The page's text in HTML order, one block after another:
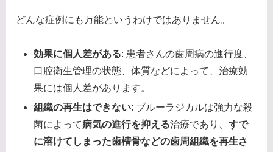
どんな症例にも万能というわけではありません。
効果に個人差がある: 患者さんの歯周病の進行度、
口腔衛生管理の状態、体質などによって、治療効
果には個人差があります。
組織の再生はできない: ブルーラジカルは強力な殺
菌によって病気の進行を抑える治療であり、すで
に溶けてしまった歯槽骨などの歯周組織を再生さ